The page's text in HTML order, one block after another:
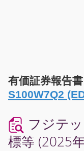
有価証券報告
S100W7Q2
フジテ
標等 (2025